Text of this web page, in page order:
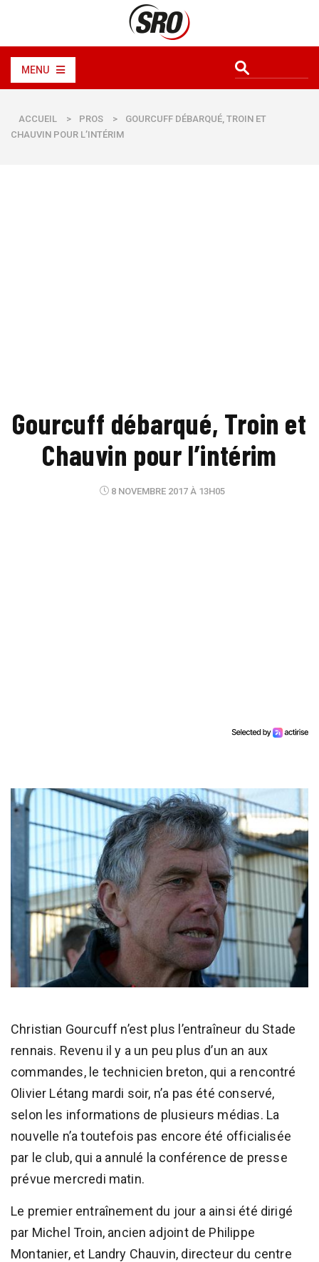
MENU
ACCUEIL > PROS >
GOURCUFF DÉBARQUÉ, TROIN ET
CHAUVIN POUR L’INTÉRIM
Gourcuff débarqué, Troin et
Chauvin pour l’intérim
8 NOVEMBRE 2017 À 13H05
Christian Gourcuff n’est plus l’entraîneur du Stade
rennais. Revenu il y a un peu plus d’un an aux
commandes, le technicien breton, qui a rencontré
Olivier Létang mardi soir, n’a pas été conservé,
selon les informations de plusieurs médias. La
nouvelle n’a toutefois pas encore été officialisée
par le club, qui a annulé la conférence de presse
prévue mercredi matin.
Le premier entraînement du jour a ainsi été dirigé
par Michel Troin, ancien adjoint de Philippe
Montanier, et Landry Chauvin, directeur du centre